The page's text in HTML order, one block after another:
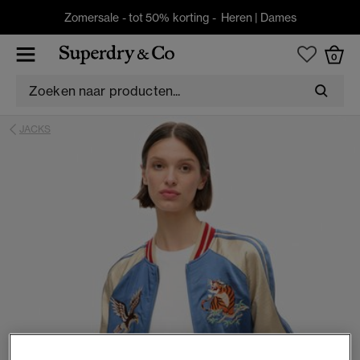
Zomersale - tot 50% korting - Heren | Dames
0
JACKS